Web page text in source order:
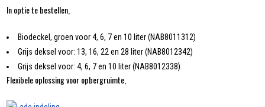
In optie te bestellen,
Biodeckel, groen voor 4, 6, 7 en 10 liter (NAB8011312)
Grijs deksel voor: 13, 16, 22 en 28 liter (NAB8012342)
Grijs deksel voor: 4, 6, 7 en 10 liter (NAB8012338)
Flexibele oplossing voor opbergruimte,